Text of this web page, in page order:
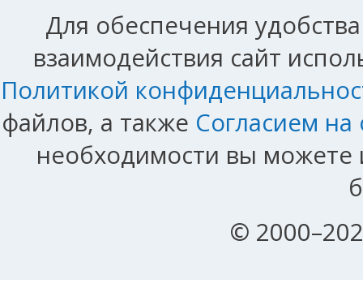
Для обеспечения
взаимодействия сайт
Политикой
файлов, а также Согласием
необходимости вы можете
©